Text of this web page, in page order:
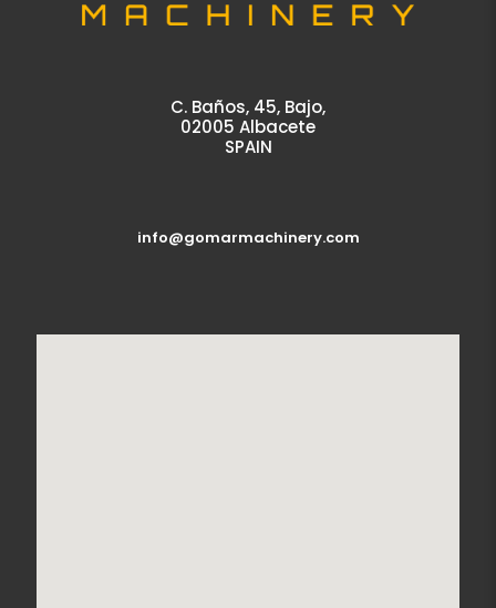
C. Baños, 45, Bajo,
02005 Albacete
SPAIN
info@gomarmachinery.com